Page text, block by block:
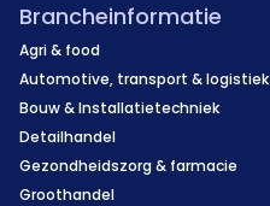
Brancheinformatie
Agri & food
Automotive, transport & logistiek
Bouw & Installatietechniek
Detailhandel
Gezondheidszorg & farmacie
Groothandel